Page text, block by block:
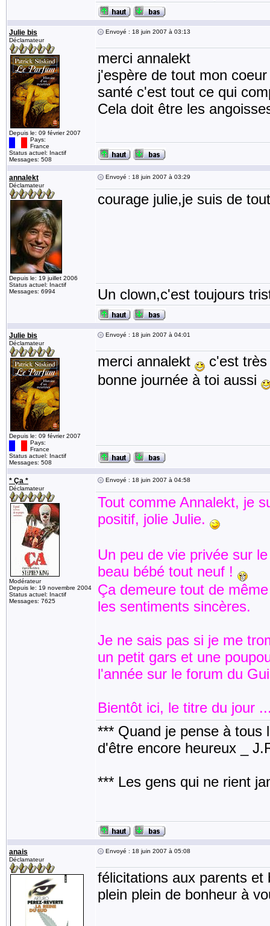
Julie bis
Déclamateur
Depuis le: 09 février 2007
Pays:
France
Status actuel: Inactif
Messages: 508
Envoyé : 18 juin 2007 à 03:13
merci annalekt
j'espère de tout mon
santé c'est tout ce qui
Cela doit être les
annalekt
Déclamateur
Depuis le: 19 juillet 2006
Status actuel: Inactif
Messages: 6994
Envoyé : 18 juin 2007 à 03:29
courage julie,je suis de
Un clown,c'est toujours
Julie bis
Déclamateur
Depuis le: 09 février 2007
Pays:
France
Status actuel: Inactif
Messages: 508
Envoyé : 18 juin 2007 à 04:01
merci annalekt
c'est
bonne journée à toi aussi
* Ça *
Déclamateur
Modérateur
Depuis le: 19 novembre 2004
Status actuel: Inactif
Messages: 7625
Envoyé : 18 juin 2007 à 04:58
Tout comme Annalekt, je
positif, jolie Julie.
Un peu de vie privée sur
beau bébé tout neuf !
Ça demeure tout de
les sentiments sincères.
Je ne sais pas si je me
un petit gars et une
l'année sur le forum du
Bientôt ici, le titre du jour
*** Quand je pense à tous
d'être encore heureux _
*** Les gens qui ne rient
anais
Déclamateur
Envoyé : 18 juin 2007 à 05:08
félicitations aux parents et
plein plein de bonheur à